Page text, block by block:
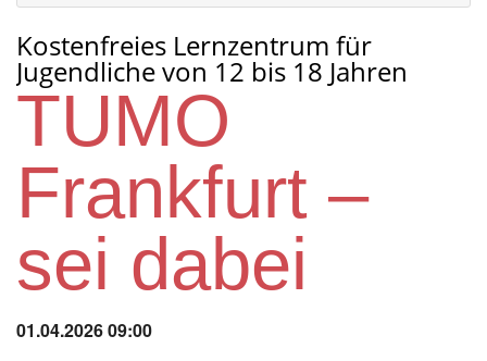
Berufsorientierung
Kostenfreies Lernzentrum für
Jugendliche von 12 bis 18 Jahren
TUMO
Frankfurt –
sei dabei
01.04.2026 09:00